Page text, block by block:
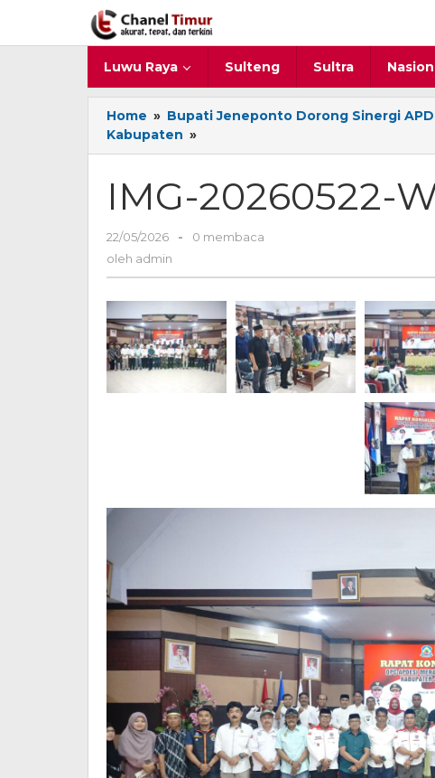
konten
Luwu Raya Sulteng Sultra
Home » Bupati Jeneponto Dorong Sinergi
Kabupaten »
20260522-
IMG-20260522-
22/05/2026
oleh
-
0 membaca
oleh admin